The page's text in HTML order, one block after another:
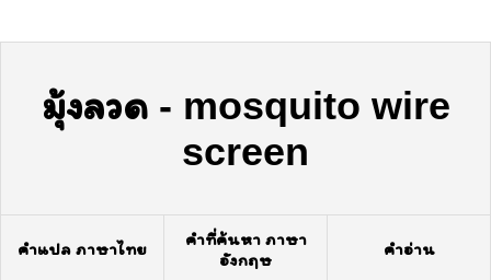
มุ้งลวด- mosquito wire
screen
คำแปล ภาษาไทย
คำที่ค้นหา ภาษา
อังกฤษ
คำอ่าน